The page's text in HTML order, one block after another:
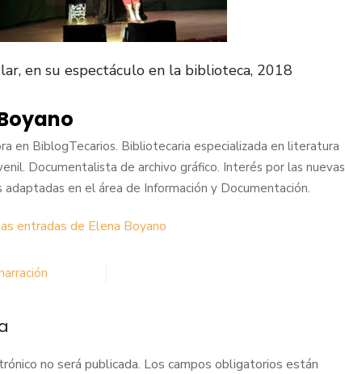
en su espectáculo en la biblioteca, 2018
en BiblogTecarios. Bibliotecaria especializada en literatura
Documentalista de archivo gráfico. Interés por las nuevas
adaptadas en el área de Información y Documentación.
entradas de Elena Boyano
no será publicada. Los campos obligatorios están